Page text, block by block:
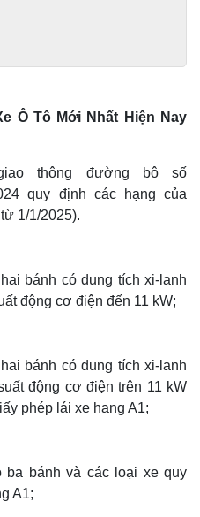
Ô Tô Mới Nhất Hiện Nay
thông đường bộ số
quy định các hạng của
1/1/2025).
bánh có dung tích xi-lanh
động cơ điện đến 11 kW;
bánh có dung tích xi-lanh
động cơ điện trên 11 kW
phép lái xe hạng A1;
bánh và các loại xe quy
A1;